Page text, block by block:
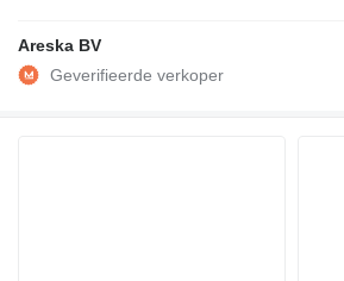
Areska BV